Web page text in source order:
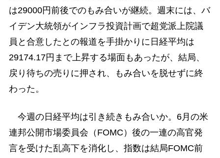
は29000円前後でのもみ合いが継続。週末には、バ
イデン大統領がインフラ投資計画で超党派上院議
員と合意したとの報道を手掛かりに日経平均は
29174.17円まで上昇する場面もあったが、結局、
戻り待ちの売りに押され、もみ合いを脱せずに終
わった。
今週の日経平均は引き続きもみ合いか。6月の米
連邦公開市場委員会（FOMC）後の一連の高官発
言を受けた乱高下を消化し、指数は結局FOMC前